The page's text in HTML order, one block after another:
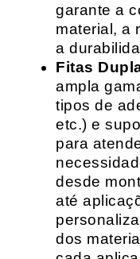
garante a
material, a
a
Fitas
ampla
tipos de
etc.) e
para
desde
até
dos